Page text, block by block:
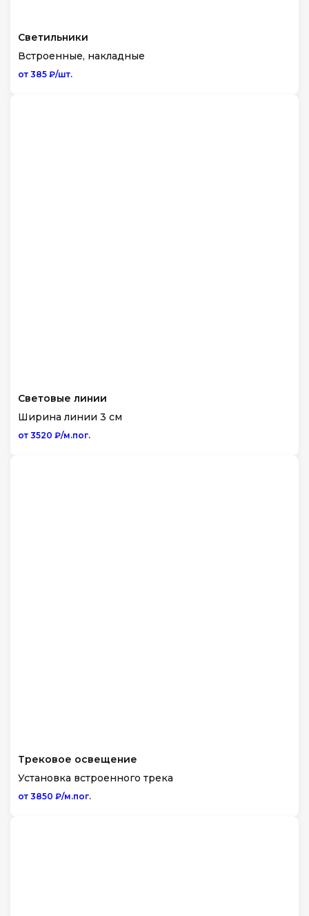
Светильники
Встроенные, накладные
от 385 ₽/шт.
Световые линии
Ширина линии 3 см
от 3520 ₽/м.пог.
Трековое освещение
Установка встроенного трека
от 3850 ₽/м.пог.